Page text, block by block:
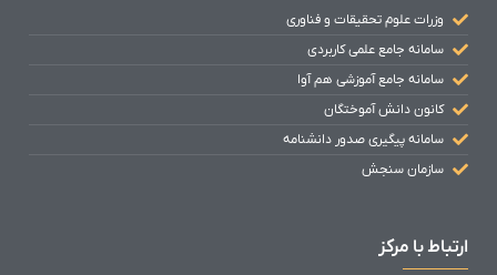
وزرات علوم تحقیقات و فناوری
سامانه جامع علمی کاربردی
سامانه جامع آموزشی هم آوا
کانون دانش آموختگان
سامانه پیگیری صدور دانشنامه
سازمان سنجش
ارتباط با مرکز